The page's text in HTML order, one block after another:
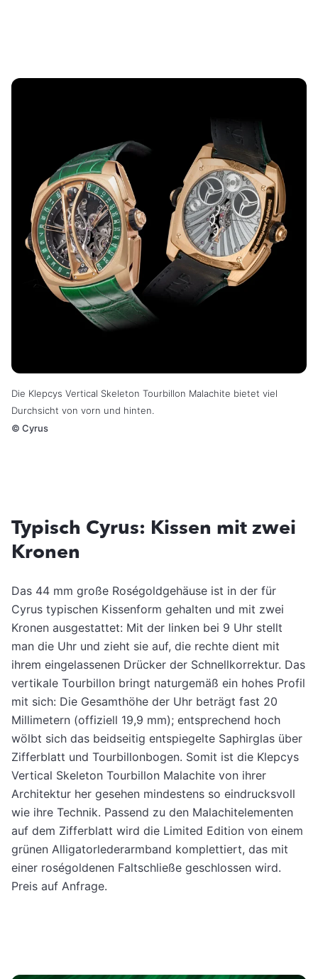
Die Klepcys Vertical Skeleton Tourbillon Malachite bietet viel
Durchsicht von vorn und hinten.
© Cyrus
Typisch Cyrus: Kissen mit zwei
Kronen
Das 44 mm große Roségoldgehäuse ist in der für
Cyrus typischen Kissenform gehalten und mit zwei
Kronen ausgestattet: Mit der linken bei 9 Uhr stellt
man die Uhr und zieht sie auf, die rechte dient mit
ihrem eingelassenen Drücker der Schnellkorrektur. Das
vertikale Tourbillon bringt naturgemäß ein hohes Profil
mit sich: Die Gesamthöhe der Uhr beträgt fast 20
Millimetern (offiziell 19,9 mm); entsprechend hoch
wölbt sich das beidseitig entspiegelte Saphirglas über
Zifferblatt und Tourbillonbogen. Somit ist die Klepcys
Vertical Skeleton Tourbillon Malachite von ihrer
Architektur her gesehen mindestens so eindrucksvoll
wie ihre Technik. Passend zu den Malachitelementen
auf dem Zifferblatt wird die Limited Edition von einem
grünen Alligatorlederarmband komplettiert, das mit
einer roségoldenen Faltschließe geschlossen wird.
Preis auf Anfrage.